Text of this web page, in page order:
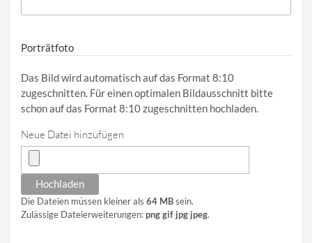
Porträtfoto
Das Bild wird automatisch auf das Format 8:10
zugeschnitten. Für einen optimalen Bildausschnitt bitte
schon auf das Format 8:10 zugeschnitten hochladen.
Neue Datei hinzufügen
Die Dateien müssen kleiner als 64 MBsein.
Zulässige Dateierweiterungen:png gif jpg jpeg.